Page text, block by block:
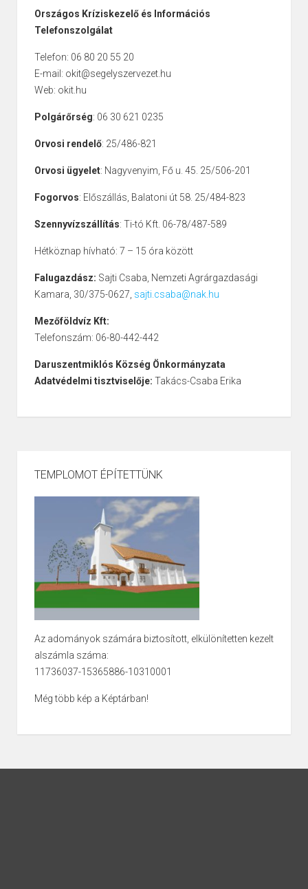
Országos Kríziskezelő és Információs
Telefonszolgálat
Telefon: 06 80 20 55 20
E-mail: okit@segelyszervezet.hu
Web: okit.hu
Polgárőrség: 06 30 621 0235
Orvosi rendelő: 25/486-821
Orvosi ügyelet: Nagyvenyim, Fő u. 45. 25/506-201
Fogorvos: Előszállás, Balatoni út 58. 25/484-823
Szennyvízszállítás: Ti-tó Kft. 06-78/487-589
Hétköznap hívható: 7 – 15 óra között
Falugazdász: Sajti Csaba, Nemzeti Agrárgazdasági
Kamara, 30/375-0627, sajti.csaba@nak.hu
Mezőföldvíz Kft:
Telefonszám: 06-80-442-442
Daruszentmiklós Község Önkormányzata
Adatvédelmi tisztviselője: Takács-Csaba Erika
TEMPLOMOT ÉPÍTETTÜNK
Az adományok számára biztosított, elkülönítetten kezelt
alszámla száma:
11736037-15365886-10310001
Még több kép a Képtárban!